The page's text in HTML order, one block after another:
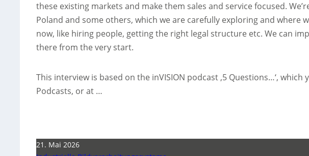
these existing markets and make them sales and service focused.
Poland and some others, which we are carefully exploring and where
now, like hiring people, getting the right legal structure etc. We can
there from the very start.
This interview is based on the inVISION podcast ‚5 Questions…‘,
Podcasts, or at …
21. Mai 2026